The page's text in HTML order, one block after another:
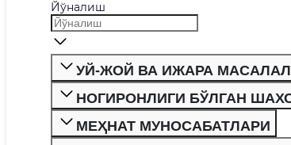
Йўналиш
УЙ-ЖОЙ ВА ИЖАРА
НОГИРОНЛИГИ БЎЛГАН
МЕҲНАТ МУНОСАБАТЛАРИ